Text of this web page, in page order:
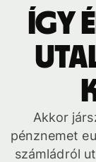
Így
Akkor
pénznemet
számládról